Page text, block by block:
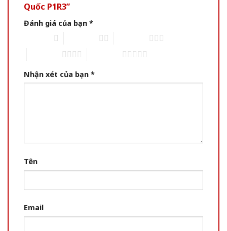
Quốc P1R3”
Đánh giá của bạn *
Nhận xét của bạn *
Tên
Email